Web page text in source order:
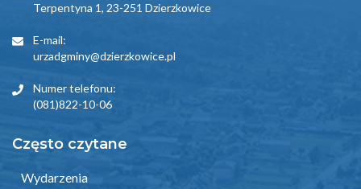
Terpentyna 1, 23-251 Dzierzkowice
E-mail:
urzadgminy@dzierzkowice.pl
Numer telefonu:
(081)822-10-06
Często czytane
Wydarzenia